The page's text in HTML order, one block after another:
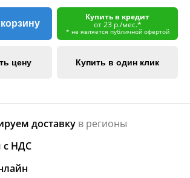
Купить в кредит
от 23 р./мес.*
* не является публичной офертой
цену Купить в один клик
доставку в регионы
с НДС